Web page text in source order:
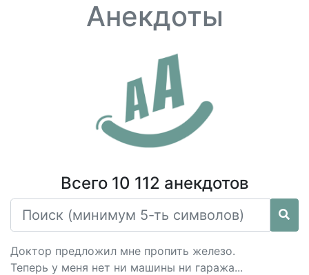
Анекдоты
Всего 10 112 анекдотов
Доктор предложил мне пропить железо.
Теперь у меня нет ни машины ни гаража...